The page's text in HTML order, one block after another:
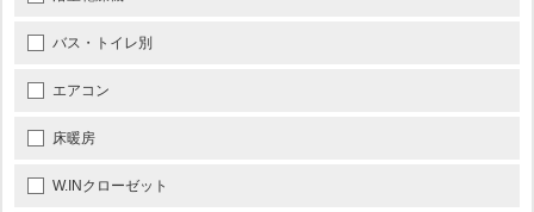
バス・トイレ別
エアコン
床暖房
W.INクローゼット